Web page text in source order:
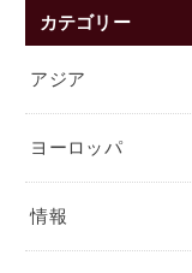
カテゴリー
アジア
ヨーロッパ
情報